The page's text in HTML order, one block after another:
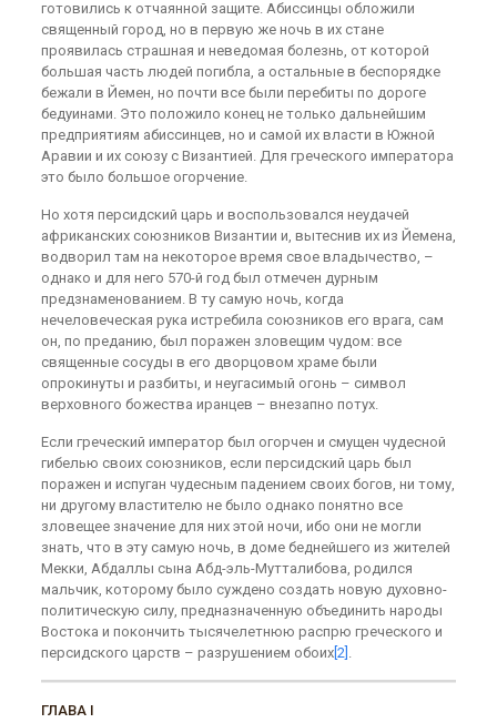
готовились к отчаянной защите. Абиссинцы обложили
священный город, но в первую же ночь в их стане
проявилась страшная и неведомая болезнь, от которой
большая часть людей погибла, а остальные в беспорядке
бежали в Йемен, но почти все были перебиты по дороге
бедуинами. Это положило конец не только дальнейшим
предприятиям абиссинцев, но и самой их власти в Южной
Аравии и их союзу с Византией. Для греческого императора
это было большое огорчение.
Но хотя персидский царь и воспользовался неудачей
африканских союзников Византии и, вытеснив их из Йемена,
водворил там на некоторое время свое владычество, –
однако и для него 570-й год был отмечен дурным
предзнаменованием. В ту самую ночь, когда
нечеловеческая рука истребила союзников его врага, сам
он, по преданию, был поражен зловещим чудом: все
священные сосуды в его дворцовом храме были
опрокинуты и разбиты, и неугасимый огонь – символ
верховного божества иранцев – внезапно потух.
Если греческий император был огорчен и смущен чудесной
гибелью своих союзников, если персидский царь был
поражен и испуган чудесным падением своих богов, ни тому,
ни другому властителю не было однако понятно все
зловещее значение для них этой ночи, ибо они не могли
знать, что в эту самую ночь, в доме беднейшего из жителей
Мекки, Абдаллы сына Абд-эль-Мутталибова, родился
мальчик, которому было суждено создать новую духовно-
политическую силу, предназначенную объединить народы
Востока и покончить тысячелетнюю распрю греческого и
персидского царств – разрушением обоих[2] .
ГЛАВА I